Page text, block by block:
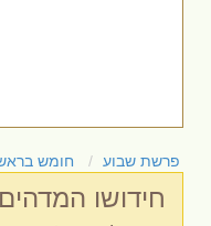
פרשת שבוע חומש
חידושו